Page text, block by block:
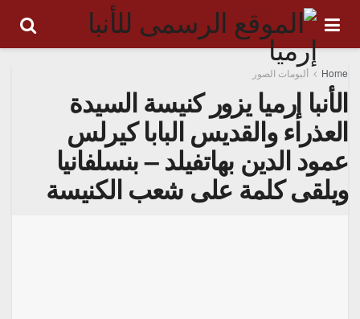
Home ألبومات الصور
الأنبا إرميا يزور كنيسة السيدة
العذراء والقديس البابا كيرلس
عمود الدين بهاتفيلد – بنسلفانيا
ويلقى كلمة على شعب الكنيسة